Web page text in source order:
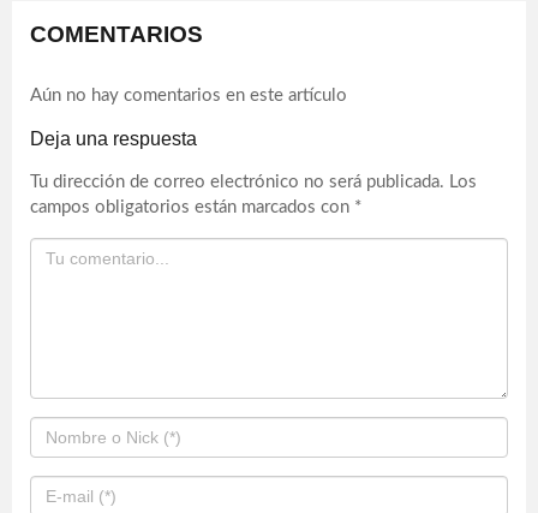
COMENTARIOS
Aún no hay comentarios en este artículo
Deja una respuesta
Tu dirección de correo electrónico no será publicada. Los
campos obligatorios están marcados con *